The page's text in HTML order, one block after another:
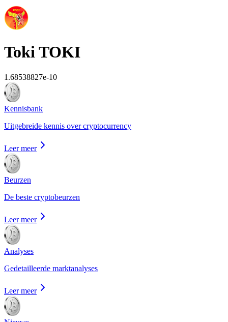
TokiTOKI
1.68538827e-10
Kennisbank
Uitgebreide kennis over cryptocurrency
Leer meer
Beurzen
De beste cryptobeurzen
Leer meer
Analyses
Gedetailleerde marktanalyses
Leer meer